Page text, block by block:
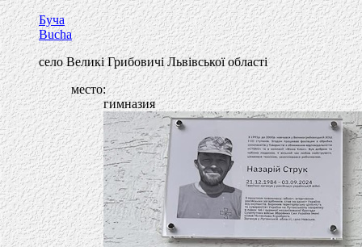
Буча
Bucha
село Великі Грибовичі Львівської області
место:
гимназия